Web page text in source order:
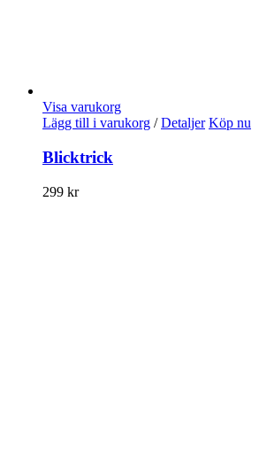
Visa varukorg
Lägg till i varukorg / Detaljer Köp nu
Blicktrick
299 kr